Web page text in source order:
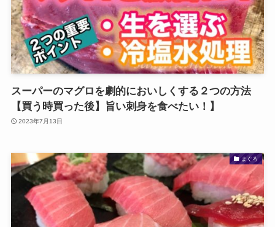
スーパーのマグロを劇的においしくする２つの方法
【買う時買った後】旨い刺身を食べたい！】
2023年7月13日
まぐろ